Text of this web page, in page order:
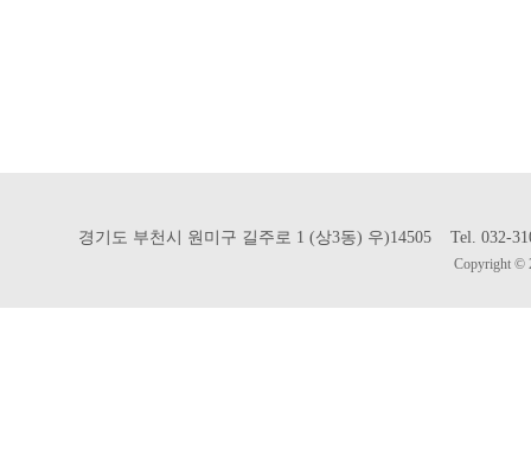
경기도 부천시 원미구 길주로 1 (상3동) 우)14505 Tel.
Copyright ©